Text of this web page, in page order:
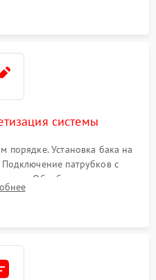
системы
порядке. Установка бака на
патрубков с
Обработка стыков
возможных протечек воды.